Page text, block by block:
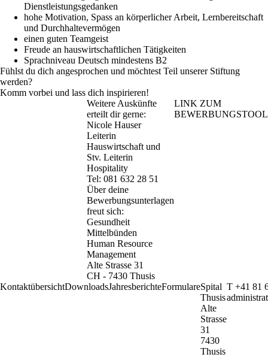
Dienstleistungsgedanken
hohe Motivation, Spass an körperlicher Arbeit, Lernbereitschaft
und Durchhaltevermögen
einen guten Teamgeist
Freude an hauswirtschaftlichen Tätigkeiten
Sprachniveau Deutsch mindestens B2
Fühlst du dich angesprochen und möchtest Teil unserer Stiftung
werden?
Komm vorbei und lass dich inspirieren!
Weitere Auskünfte
erteilt dir gerne:
Nicole Hauser
Leiterin
Hauswirtschaft und
Stv. Leiterin
Hospitality
Tel: 081 632 28 51
Über deine
Bewerbungsunterlagen
freut sich:
Gesundheit
Mittelbünden
Human Resource
Management
Alte Strasse 31
CH - 7430 Thusis
LINK ZUM
BEWERBUNGSTOOL
KontaktübersichtDownloadsJahresberichteFormulareSpital
Thusis
Alte
Strasse
31
7430
Thusis
T +41 81